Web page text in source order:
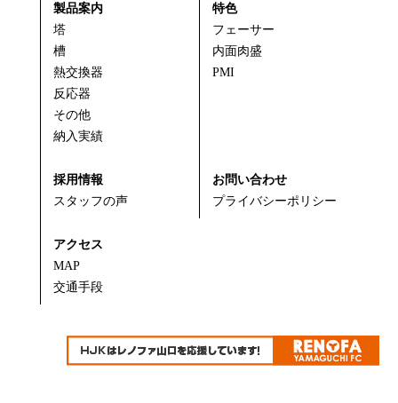
製品案内
塔
槽
熱交換器
反応器
その他
納入実績
特色
フェーサー
内面肉盛
PMI
採用情報
スタッフの声
お問い合わせ
プライバシーポリシー
アクセス
MAP
交通手段